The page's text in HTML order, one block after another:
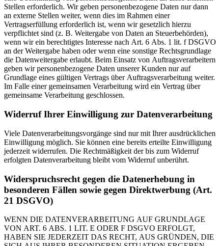
Stellen erforderlich. Wir geben personenbezogene Daten nur dann
an externe Stellen weiter, wenn dies im Rahmen einer
Vertragserfüllung erforderlich ist, wenn wir gesetzlich hierzu
verpflichtet sind (z. B. Weitergabe von Daten an Steuerbehörden),
wenn wir ein berechtigtes Interesse nach Art. 6 Abs. 1 lit. f DSGVO
an der Weitergabe haben oder wenn eine sonstige Rechtsgrundlage
die Datenweitergabe erlaubt. Beim Einsatz von Auftragsverarbeitern
geben wir personenbezogene Daten unserer Kunden nur auf
Grundlage eines gültigen Vertrags über Auftragsverarbeitung weiter.
Im Falle einer gemeinsamen Verarbeitung wird ein Vertrag über
gemeinsame Verarbeitung geschlossen.
Widerruf Ihrer Einwilligung zur Datenverarbeitung
Viele Datenverarbeitungsvorgänge sind nur mit Ihrer ausdrücklichen
Einwilligung möglich. Sie können eine bereits erteilte Einwilligung
jederzeit widerrufen. Die Rechtmäßigkeit der bis zum Widerruf
erfolgten Datenverarbeitung bleibt vom Widerruf unberührt.
Widerspruchsrecht gegen die Datenerhebung in
besonderen Fällen sowie gegen Direktwerbung (Art.
21 DSGVO)
WENN DIE DATENVERARBEITUNG AUF GRUNDLAGE
VON ART. 6 ABS. 1 LIT. E ODER F DSGVO ERFOLGT,
HABEN SIE JEDERZEIT DAS RECHT, AUS GRÜNDEN, DIE